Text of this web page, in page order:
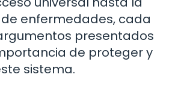
enfermedades, cada
presentados
de proteger y
sistema.